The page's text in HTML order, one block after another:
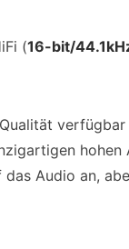
(16-bit/
hohen
Audio an,